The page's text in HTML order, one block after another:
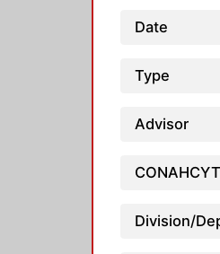
Date
Type
Advisor
Division/